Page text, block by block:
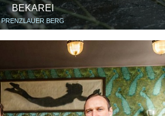
BEKAREI
PRENZLAUER BERG